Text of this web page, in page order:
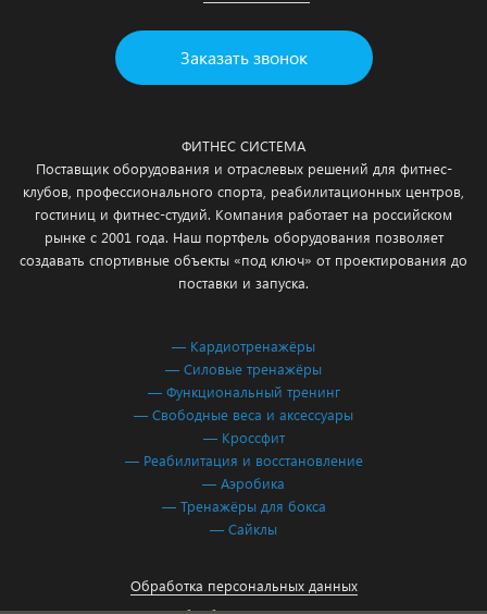
Заказать звонок
ФИТНЕС СИСТЕМА
Поставщик оборудования и отраслевых решений для фитнес-
клубов, профессионального спорта, реабилитационных центров,
гостиниц и фитнес-студий. Компания работает на российском
рынке с 2001 года. Наш портфель оборудования позволяет
создавать спортивные объекты «под ключ» от проектирования до
поставки и запуска.
— Кардиотренажёры
— Силовые тренажёры
— Функциональный тренинг
— Свободные веса и аксессуары
— Кроссфит
— Реабилитация и восстановление
— Аэробика
— Тренажёры для бокса
— Сайклы
Обработка персональных данных